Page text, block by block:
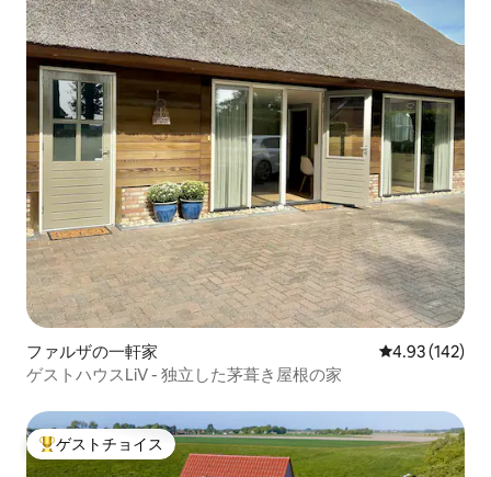
ファルザの一軒家 レビュー142
4.93 (142)
ゲストハウスLiV - 独立した茅葺き屋根の家
大好評のゲストチョイスです。
ゲストチョイス